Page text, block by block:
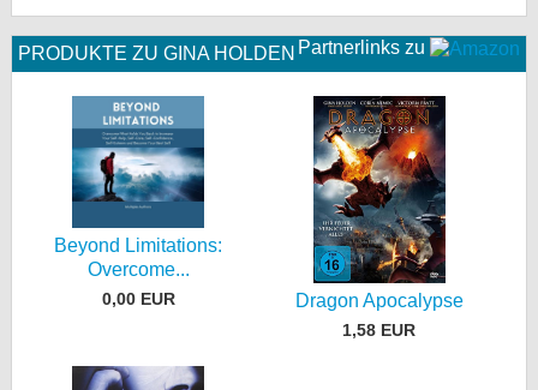
Partnerlinks zu
PRODUKTE ZU GINA HOLDEN
Beyond Limitations:
Overcome...
0,00 EUR Dragon Apocalypse
1,58 EUR